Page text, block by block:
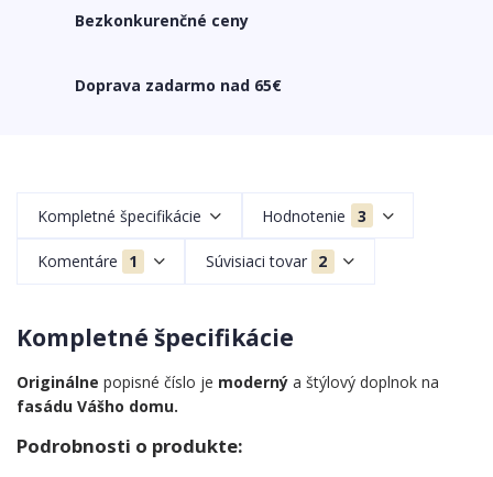
Bezkonkurenčné ceny
Doprava zadarmo nad 65€
Kompletné špecifikácie Hodnotenie 3
Komentáre 1 Súvisiaci tovar 2
Kompletné špecifikácie
Originálne popisné číslo je moderný a štýlový doplnok na
fasádu Vášho domu.
Podrobnosti o produkte: